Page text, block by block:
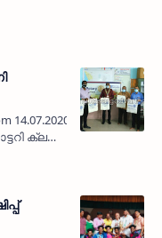
പ്ലാസ്റ്റിക്
ക്ലബ്